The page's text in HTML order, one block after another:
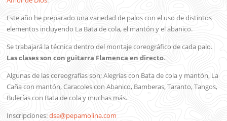
Este año he preparado una variedad de palos con el uso de distintos
elementos incluyendo La Bata de cola, el mantón y el abanico.
Se trabajará la técnica dentro del montaje coreográfico de cada palo.
Las clases son con guitarra Flamenca en directo.
Algunas de las coreografías son; Alegrías con Bata de cola y mantón, La
Caña con mantón, Caracoles con Abanico, Bamberas, Taranto, Tangos,
Bulerías con Bata de cola y muchas más.
Inscripciones:dsa@pepamolina.com